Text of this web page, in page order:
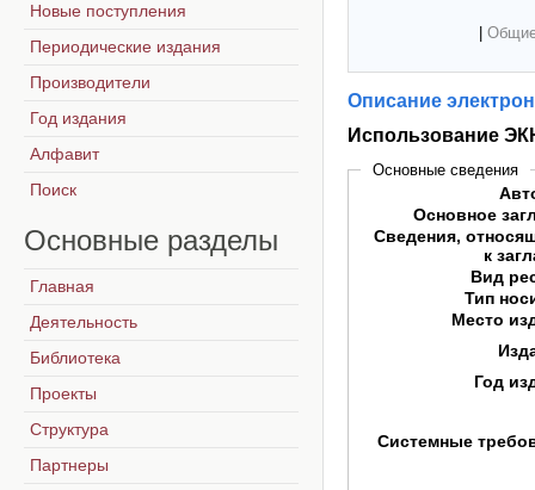
Описание
Использование
Основные сведения
Основное
Сведения,
к
Вид
Тип
Место
Год
Системные
Новые поступления
Периодические издания
Производители
Год издания
Алфавит
Поиск
Основные разделы
Главная
Деятельность
Библиотека
Проекты
Структура
Партнеры